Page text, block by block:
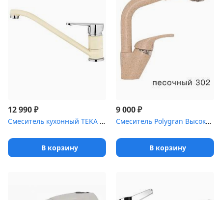
12 990₽
Смеситель кухонный TEKA ML VANILIA
В корзину
9 000₽
Смеситель Polygran Высокая Лейка песочный №302
В корзину